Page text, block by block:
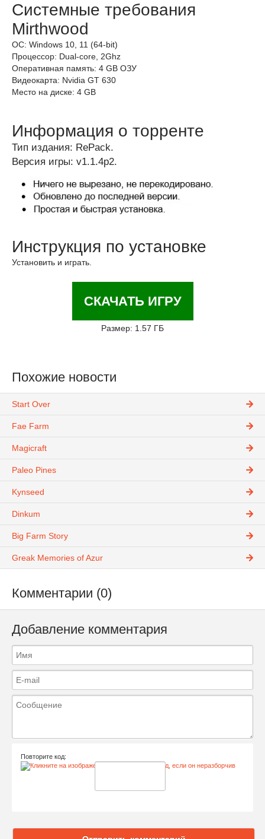
Системные требования
Mirthwood
ОС: Windows 10, 11 (64-bit)
Процессор: Dual-core, 2Ghz
Оперативная память: 4 GB ОЗУ
Видеокарта: Nvidia GT 630
Место на диске: 4 GB
Информация о торренте
Тип издания: RePack.
Версия игры: v1.1.4p2.
Инструкция по установке
Установить и играть.
СКАЧАТЬ ИГРУ
Размер: 1.57 ГБ
Похожие новости
Start Over
Fae Farm
Magicraft
Paleo Pines
Kynseed
Dinkum
Big Farm Story
Greak Memories of Azur
Комментарии (0)
Добавление комментария
Повторите код: